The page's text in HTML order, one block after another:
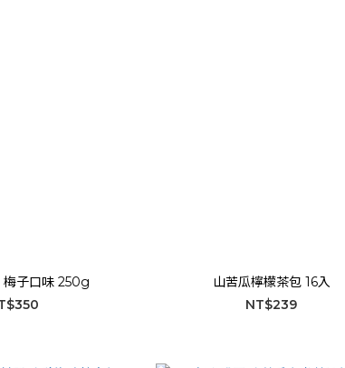
梅子口味 250g
山苦瓜檸檬茶包 16入
NT$239